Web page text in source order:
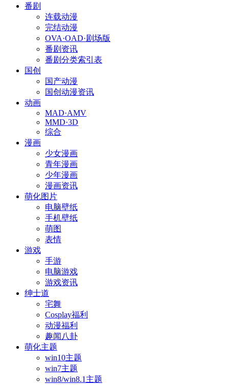
番剧
连载动漫
完结动漫
OVA·OAD·剧场版
番剧资讯
番剧分类索引表
国创
国产动漫
国创动漫资讯
动画
MAD·AMV
MMD·3D
综合
漫画
少女漫画
青年漫画
少年漫画
漫画资讯
萌化图片
电脑壁纸
手机壁纸
萌图
表情
游戏
手游
电脑游戏
游戏资讯
绅士道
宅舞
Cosplay福利
动漫福利
趣闻八卦
萌化主题
win10主题
win7主题
win8/win8.1主题